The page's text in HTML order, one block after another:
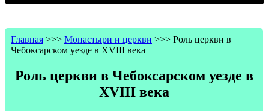
Главная >>> Монастыри и церкви >>> Роль церкви в
Чебоксарском уезде в XVIII века
Роль церкви в Чебоксарском уезде в
XVIII века